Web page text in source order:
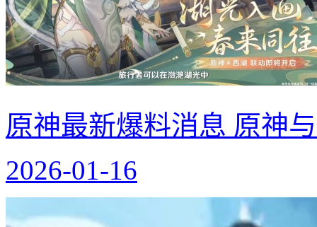
原神最新爆料消息 原神
2026-01-16